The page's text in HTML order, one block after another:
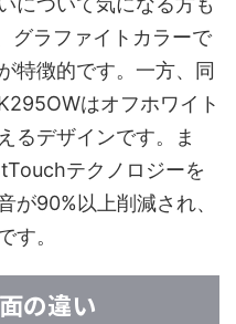
グラファイトカラーで
特徴的です。一方、同
はオフホワイト
るデザインです。ま
テクノロジーを
が90%以上削減され、
す。
の違い